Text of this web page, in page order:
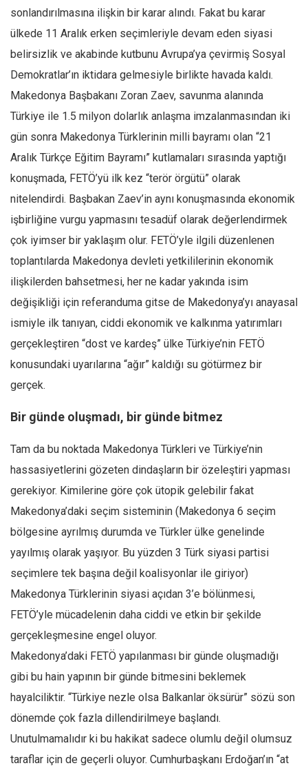
sonlandırılmasına ilişkin bir karar alındı. Fakat bu karar
ülkede 11 Aralık erken seçimleriyle devam eden siyasi
belirsizlik ve akabinde kutbunu Avrupa’ya çevirmiş Sosyal
Demokratlar’ın iktidara gelmesiyle birlikte havada kaldı.
Makedonya Başbakanı Zoran Zaev, savunma alanında
Türkiye ile 1.5 milyon dolarlık anlaşma imzalanmasından iki
gün sonra Makedonya Türklerinin milli bayramı olan “21
Aralık Türkçe Eğitim Bayramı” kutlamaları sırasında yaptığı
konuşmada, FETÖ’yü ilk kez “terör örgütü” olarak
nitelendirdi. Başbakan Zaev’in aynı konuşmasında ekonomik
işbirliğine vurgu yapmasını tesadüf olarak değerlendirmek
çok iyimser bir yaklaşım olur. FETÖ’yle ilgili düzenlenen
toplantılarda Makedonya devleti yetkililerinin ekonomik
ilişkilerden bahsetmesi, her ne kadar yakında isim
değişikliği için referanduma gitse de Makedonya’yı anayasal
ismiyle ilk tanıyan, ciddi ekonomik ve kalkınma yatırımları
gerçekleştiren “dost ve kardeş” ülke Türkiye’nin FETÖ
konusundaki uyarılarına “ağır” kaldığı su götürmez bir
gerçek.
Bir günde oluşmadı, bir günde bitmez
Tam da bu noktada Makedonya Türkleri ve Türkiye’nin
hassasiyetlerini gözeten dindaşların bir özeleştiri yapması
gerekiyor. Kimilerine göre çok ütopik gelebilir fakat
Makedonya’daki seçim sisteminin (Makedonya 6 seçim
bölgesine ayrılmış durumda ve Türkler ülke genelinde
yayılmış olarak yaşıyor. Bu yüzden 3 Türk siyasi partisi
seçimlere tek başına değil koalisyonlar ile giriyor)
Makedonya Türklerinin siyasi açıdan 3’e bölünmesi,
FETÖ’yle mücadelenin daha ciddi ve etkin bir şekilde
gerçekleşmesine engel oluyor.
Makedonya’daki FETÖ yapılanması bir günde oluşmadığı
gibi bu hain yapının bir günde bitmesini beklemek
hayalciliktir. “Türkiye nezle olsa Balkanlar öksürür” sözü son
dönemde çok fazla dillendirilmeye başlandı.
Unutulmamalıdır ki bu hakikat sadece olumlu değil olumsuz
taraflar için de geçerli oluyor. Cumhurbaşkanı Erdoğan’ın “at